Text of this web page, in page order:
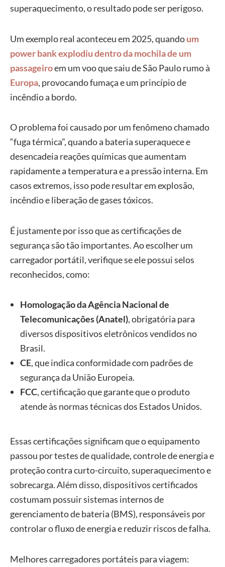
superaquecimento, o resultado pode ser perigoso.
Um exemplo real aconteceu em 2025, quandoum
power bank explodiu dentro da mochila de um
passageiroem um voo que saiu de São Paulo rumo à
Europa, provocando fumaça e um princípio de
incêndio a bordo.
O problema foi causado por um fenômeno chamado
“fuga térmica”, quando a bateria superaquece e
desencadeia reações químicas que aumentam
rapidamente a temperatura e a pressão interna. Em
casos extremos, isso pode resultar em explosão,
incêndio e liberação de gases tóxicos.
É justamente por isso que as certificações de
segurança são tão importantes. Ao escolher um
carregador portátil, verifique se ele possui selos
reconhecidos, como:
Homologação da Agência Nacional de
Telecomunicações (Anatel), obrigatória para
diversos dispositivos eletrônicos vendidos no
Brasil.
CE, que indica conformidade com padrões de
segurança da União Europeia.
FCC, certificação que garante que o produto
atende às normas técnicas dos Estados Unidos.
Essas certificações significam que o equipamento
passou por testes de qualidade, controle de energia e
proteção contra curto-circuito, superaquecimento e
sobrecarga. Além disso, dispositivos certificados
costumam possuir sistemas internos de
gerenciamento de bateria (BMS), responsáveis por
controlar o fluxo de energia e reduzir riscos de falha.
Melhores carregadores portáteis para viagem: